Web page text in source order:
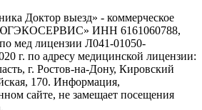
Доктор выезд» - коммерческое
ИНН 6161060788,
мед лицензии Л041-01050-
г. по адресу медицинской лицензии:
г. Ростов-на-Дону, Кировский
170. Информация,
сайте, не замещает посещения